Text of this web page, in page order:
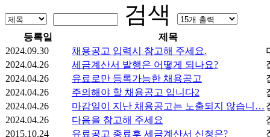
검색
등록일
제목
2024.09.30
채용공고 입력시 참고해 주세요.
2024.04.26
세금계산서 발행은 어떻게 되나요?
2024.04.26
유료로만 등록가능한 채용공고
2024.04.26
주의해야 할 채용공고 입니다2
2024.04.26
마감일이 지난 채용공고는 노출되지 않습니…
2024.04.26
다음을 참고해 주세요
2015.10.24
유료공고 종료후 세금계산서 신청은?